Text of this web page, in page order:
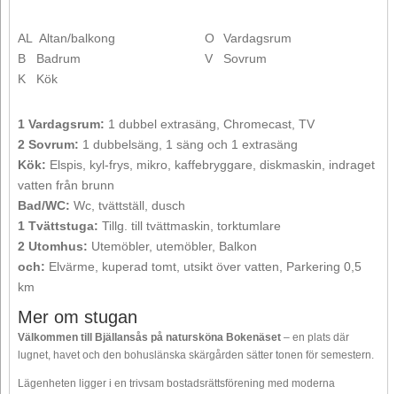
AL Altan/balkong
B
Badrum
K
Kök
O
Vardagsrum
V
Sovrum
1 Vardagsrum: 1 dubbel extrasäng, Chromecast, TV
2 Sovrum: 1 dubbelsäng, 1 säng och 1 extrasäng
Kök: Elspis, kyl-frys, mikro, kaffebryggare, diskmaskin, indraget
vatten från brunn
Bad/WC: Wc, tvättställ, dusch
1 Tvättstuga: Tillg. till tvättmaskin, torktumlare
2 Utomhus: Utemöbler, utemöbler, Balkon
och: Elvärme, kuperad tomt, utsikt över vatten, Parkering 0,5
km
Mer om stugan
Välkommen till Bjällansås på natursköna Bokenäset – en plats där
lugnet, havet och den bohuslänska skärgården sätter tonen för semestern.
Lägenheten ligger i en trivsam bostadsrättsförening med moderna